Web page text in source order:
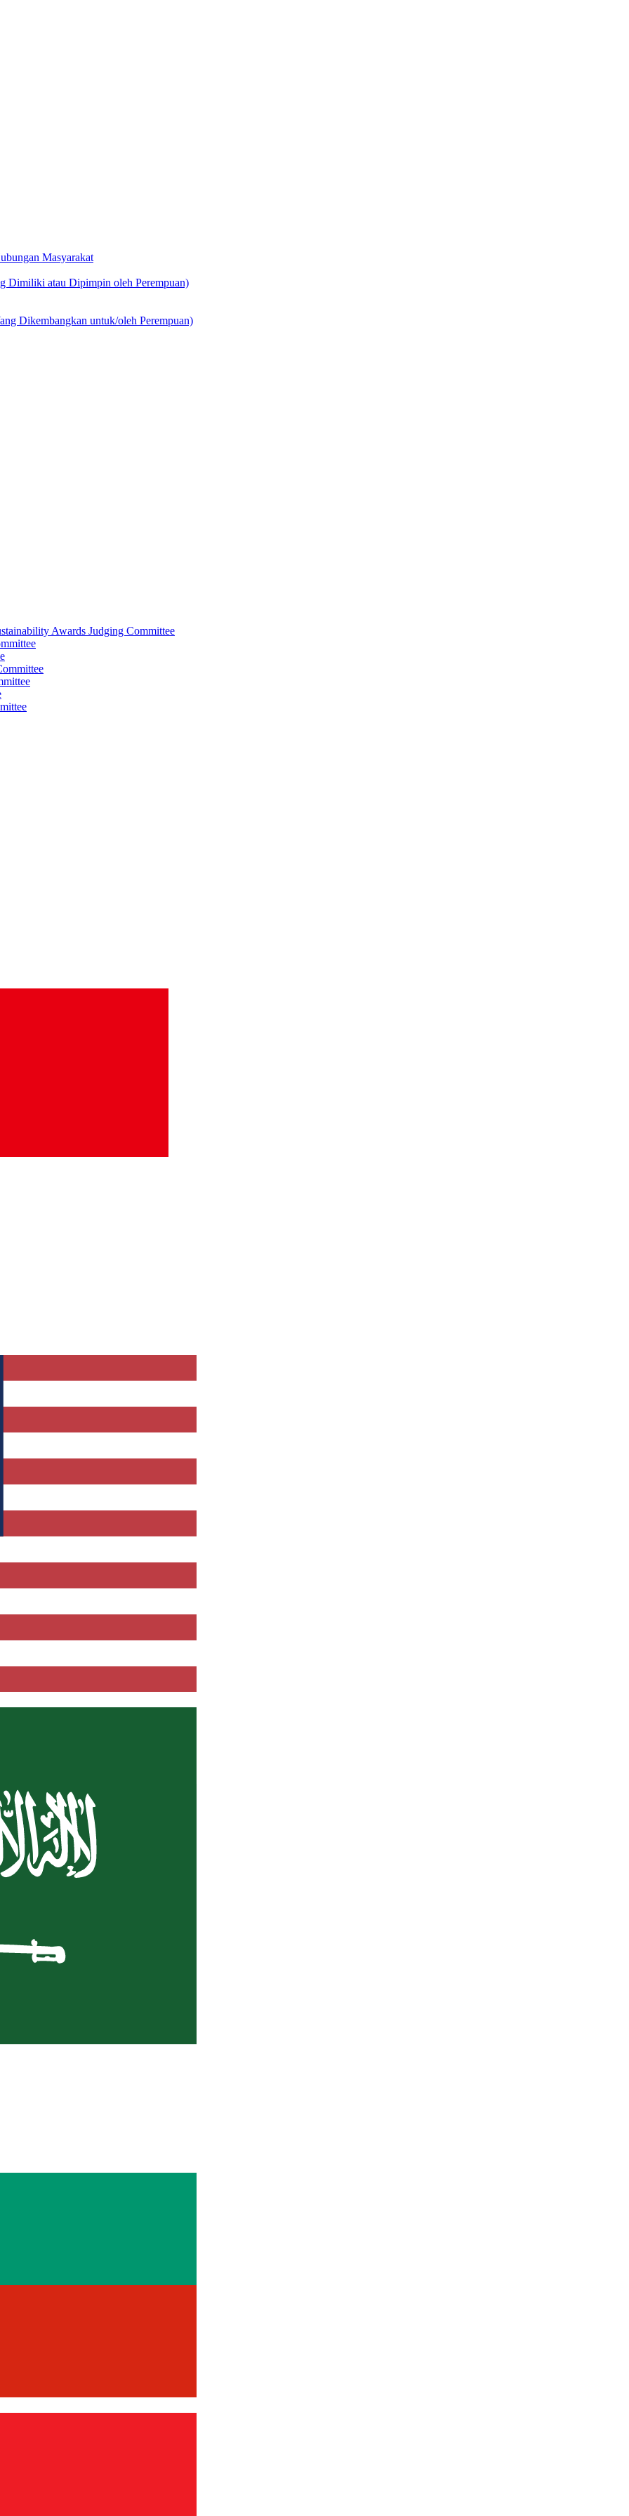
Masyarakat
Dimiliki atau Dipimpin oleh Perempuan)
Dikembangkan untuk/oleh Perempuan)
Awards Judging Committee